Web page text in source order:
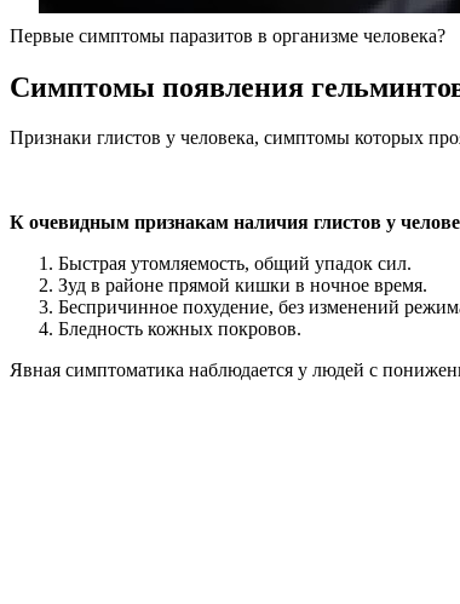
Первые симптомы паразитов в организме человека?
Симптомы появления
Признаки глистов у человека, симптомы которых
К очевидным признакам наличия глистов у
Быстрая утомляемость, общий упадок сил.
Зуд в районе прямой кишки в ночное время.
Беспричинное похудение, без изменений
Бледность кожных покровов.
Явная симптоматика наблюдается у людей с